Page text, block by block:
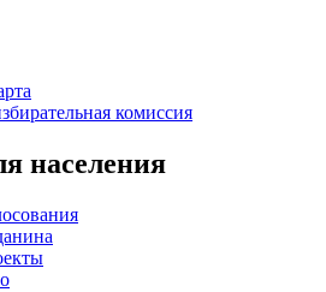
комиссия
населения